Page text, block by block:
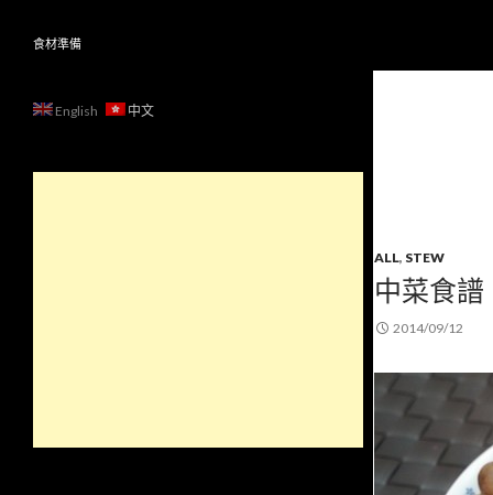
食材準備
ALL, STEW
中菜食
2014/09/12
English 中文